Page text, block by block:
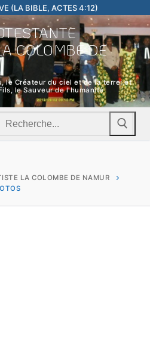
(LA BIBLE, ACTES 4:12)
COLOMBE DE
le Créateur du ciel et de la terre; et
le Sauveur de l'humanité
Rechercher
LA COLOMBE DE NAMUR